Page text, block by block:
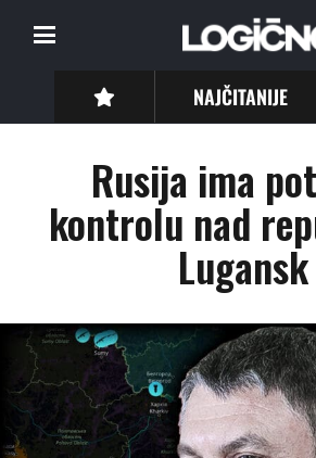
NAJČITANIJE
Rusija ima
kontrolu nad
Lugansk